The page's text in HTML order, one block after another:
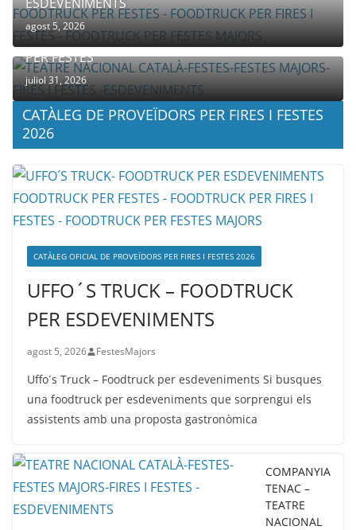
agost 5, 2026
COMPANYIA TENAC – TEATRE NACIONAL CATALÀ
PER FESTES
juliol 31, 2026
CATÀLEG DE PROVEÏDORS PER FIRES I FESTES
2026
CATÀLEG OFICIAL DE PROVEÏDORS PER FIRES I FESTES 2026
UFFO´S TRUCK – FOODTRUCK
PER ESDEVENIMENTS
agost 5, 2026 FestesMajors
Uffo´s Truck – Foodtruck per esdeveniments Si busques
una foodtruck per esdeveniments que sorprengui els
assistents amb una proposta gastronòmica
COMPANYIA
TENAC –
TEATRE
NACIONAL